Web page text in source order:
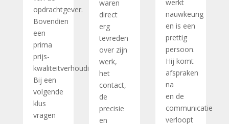
opdrachtgever.
Bovendien
een
prima
prijs-
kwaliteitverhouding!
Bij een
volgende
klus
vragen
waren
direct
erg
tevreden
over zijn
werk,
het
contact,
de
precisie
en
werkt
nauwkeurig
en is een
prettig
persoon.
Hij komt
afspraken
na
en de
communicatie
verloopt